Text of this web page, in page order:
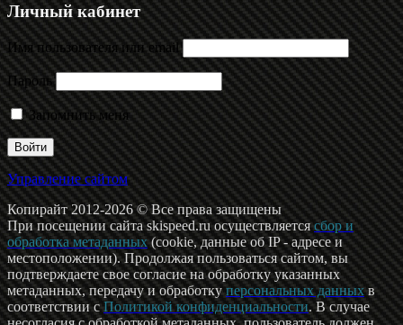
Личный кабинет
Имя пользователя или email
Пароль
Запомнить меня
Управление сайтом
Копирайт 2012-2026 © Все права защищены
При посещении сайта skispeed.ru осуществляетсясбор и
обработка метаданных(cookie, данные об IP - адресе и
местоположении). Продолжая пользоваться сайтом, вы
подтверждаете свое согласие на обработку указанных
метаданных, передачу и обработкуперсональных данныхв
соответствии сПолитикой конфиденциальности. В случае